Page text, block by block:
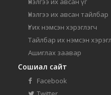
Үнэлгээ их авсан тайлбар
Үг их нэмсэн хэрэглэгч
Тайлбар их нэмсэн
Ашиглах заавар
Сошиал сайт
Facebook